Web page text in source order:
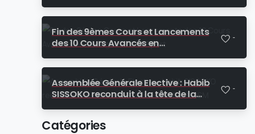
Fin des 9èmes Cours et Lancements
des 10 Cours Avancés en
-
Assemblée Générale Elective : Habib
SISSOKO reconduit à la tête de la
-
Catégories